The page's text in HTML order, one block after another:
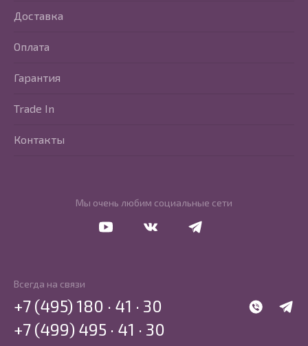
Мы очень любим социальные сети
Перейти в VkontakteПерейти в Telegram
Доставка
Оплата
Гарантия
Trade In
Контакты
Всегда на связи
WhatsApp
+7 (495) 180 · 41 · 30
+7 (499) 495 · 41 · 30